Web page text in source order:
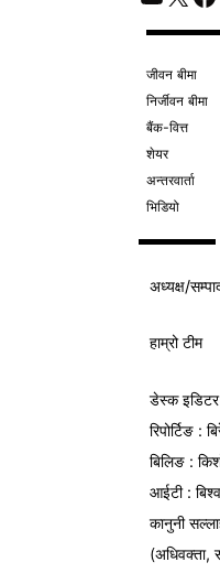
जीवन बीमा
निर्जीवन बीमा
बैंक-वित्त
शेयर
अन्तरवार्ता
भिडियो
अध्यक्ष/
हाम्रो टीम
डेस्क इडिटर
रिपोर्टिङ :
बिलिङ :
आईटी :
कानुनी
(अधिवक्ता,